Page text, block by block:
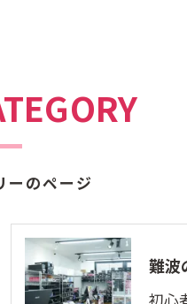
ーのページ
難波
初心